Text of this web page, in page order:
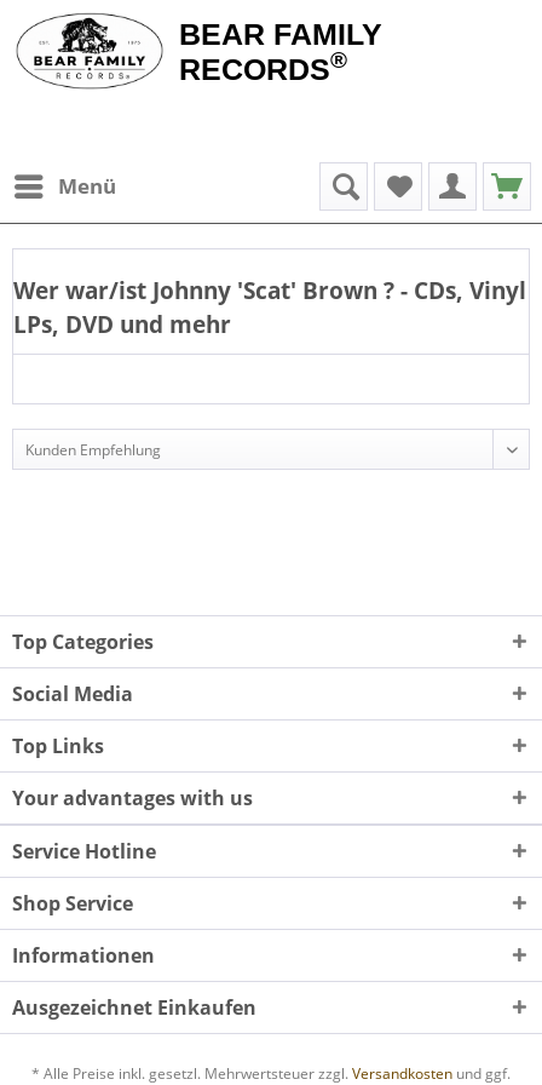
BEAR FAMILY
RECORDS®
Menü
Wer war/ist Johnny 'Scat' Brown ? - CDs, Vinyl
LPs, DVD und mehr
Top Categories
Social Media
Top Links
Your advantages with us
Service Hotline
Shop Service
Informationen
Ausgezeichnet Einkaufen
* Alle Preise inkl. gesetzl. Mehrwertsteuer zzgl. Versandkosten und ggf.